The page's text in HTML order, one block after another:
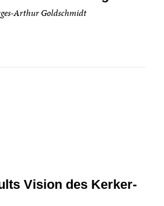
Arthur Goldschmidt
Vision des Kerker-